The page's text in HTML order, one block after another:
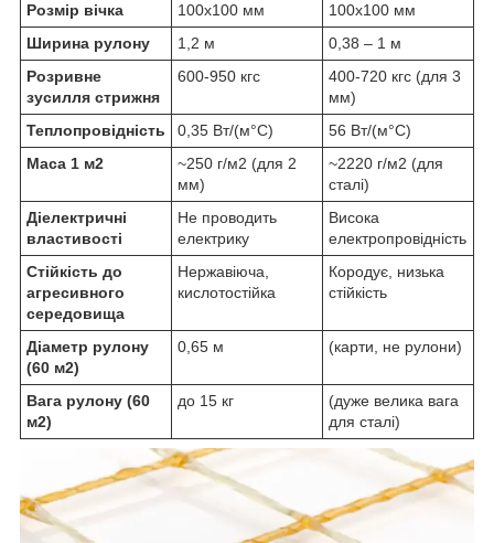
Розмір вічка
100х100 мм
100х100 мм
Ширина рулону
1,2 м
0,38 – 1 м
Розривне
зусилля стрижня
600-950 кгс
400-720 кгс (для 3
мм)
Теплопровідність
0,35 Вт/(м°С)
56 Вт/(м°С)
Маса 1 м2
~250 г/м2 (для 2
мм)
~2220 г/м2 (для
сталі)
Діелектричні
властивості
Не проводить
електрику
Висока
електропровідність
Стійкість до
агресивного
середовища
Нержавіюча,
кислотостійка
Кородує, низька
стійкість
Діаметр рулону
(60 м2)
0,65 м (карти, не рулони)
Вага рулону (60
м2)
до 15 кг
(дуже велика вага
для сталі)